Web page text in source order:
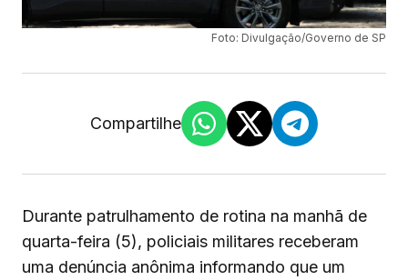
Foto: Divulgação/Governo de SP
Compartilhe
Durante patrulhamento de rotina na manhã de
quarta-feira (5), policiais militares receberam
uma denúncia anônima informando que um